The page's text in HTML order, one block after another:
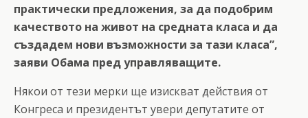
практически предложения, за да подобрим
качеството на живот на средната класа и да
създадем нови възможности за тази класа”,
заяви Обама пред управляващите.
Някои от тези мерки ще изискват действия от
Конгреса и президентът увери депутатите от